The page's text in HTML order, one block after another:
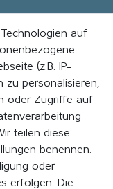
AUF DEM
damit einverstanden,
Aktionen und
auf
(z.B. IP-
zu personalisieren,
oder Zugriffe auf
teilen diese
benennen.
oder
erfolgen. Die